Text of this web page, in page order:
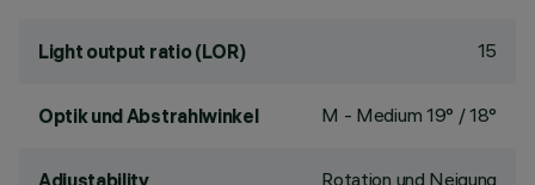
Light output ratio (LOR) 15
Optik und Abstrahlwinkel M - Medium 19° / 18°
Adjustability
Rotation und Neigung